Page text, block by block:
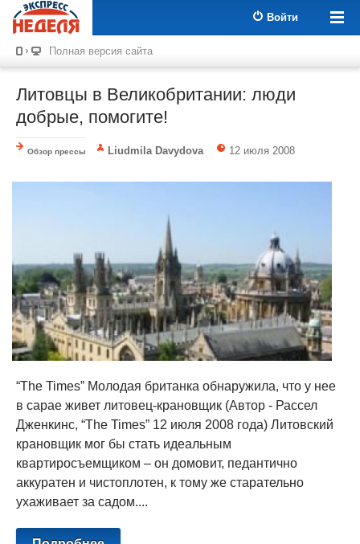
Войти
Полная версия сайта
Литовцы в Великобритании: люди
добрые, помогите!
Обзор прессы Liudmila Davydova 12 июля 2008
“The Times” Молодая британка обнаружила, что у нее
в сарае живет литовец-крановщик (Автор - Рассел
Дженкинс, “The Times” 12 июля 2008 года) Литовский
крановщик мог бы стать идеальным
квартиросъемщиком – он домовит, педантично
аккуратен и чистоплотен, к тому же старательно
ухаживает за садом....